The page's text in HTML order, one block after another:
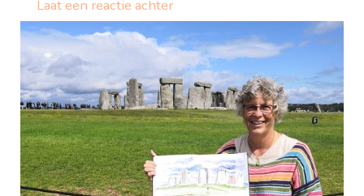
Laat een reactie achter